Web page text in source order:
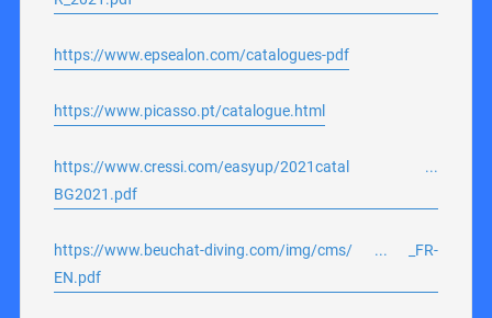
https://www.epsealon.com/catalogues-pdf
https://www.picasso.pt/catalogue.html
https://www.cressi.com/easyup/2021catal ...
BG2021.pdf
https://www.beuchat-diving.com/img/cms/ ... _FR-
EN.pdf